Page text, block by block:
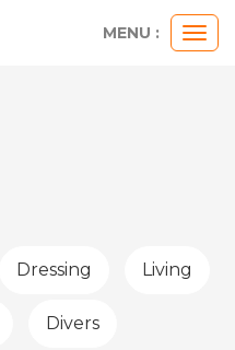
MENU :
Dressing Living
Divers